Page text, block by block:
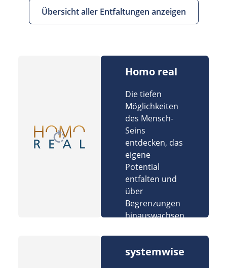
Übersicht aller Entfaltungen anzeigen
Homo real
Die tiefen
Möglichkeiten
des Mensch-
Seins
entdecken, das
eigene
Potential
entfalten und
über
Begrenzungen
hinauswachsen
systemwise